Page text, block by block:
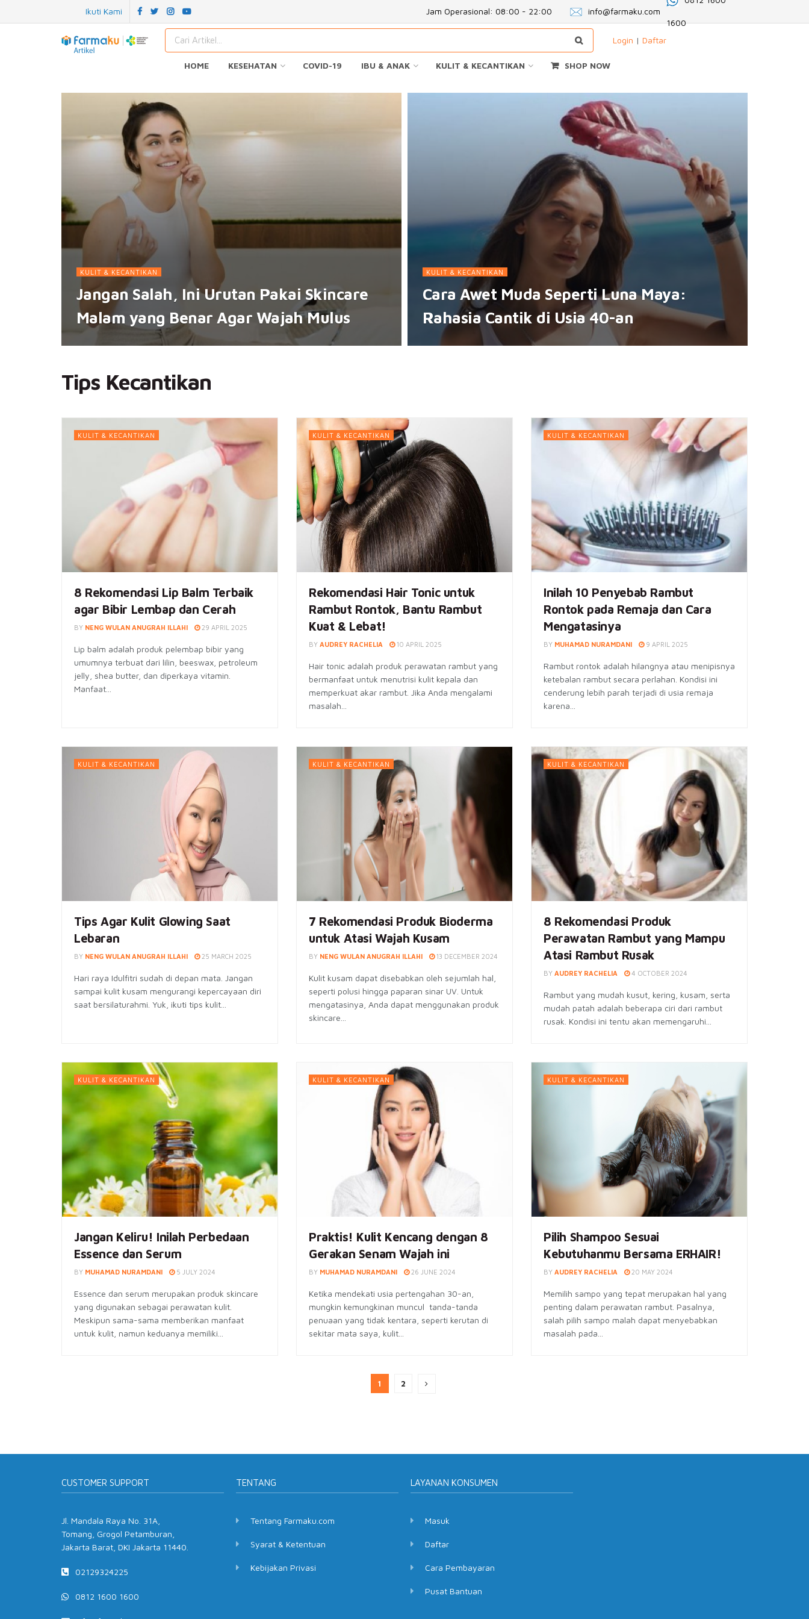
Ikuti Kami Jam Operasional: 08:00 - 22:00 info@farmaku.com
1600
Login | Daftar
HOME KESEHATAN COVID-19 IBU & ANAK KULIT & KECANTIKAN SHOP NOW
KULIT & KECANTIKAN
Jangan Salah, Ini Urutan Pakai Skincare
Malam yang Benar Agar Wajah Mulus
KULIT & KECANTIKAN
Cara Awet Muda Seperti Luna Maya:
Rahasia Cantik di Usia 40-an
Tips Kecantikan
KULIT & KECANTIKAN
8 Rekomendasi ‌Lip‌ ‌Balm‌ ‌Terbaik‌
agar Bibir Lembap dan Cerah
BY NENG WULAN ANUGRAH ILLAHI 29 APRIL 2025
Lip balm adalah produk pelembap bibir yang
umumnya terbuat dari lilin, beeswax, petroleum
jelly, shea butter, dan diperkaya vitamin.
Manfaat...
KULIT & KECANTIKAN
Rekomendasi Hair Tonic untuk
Rambut Rontok, Bantu Rambut
Kuat & Lebat!
BY AUDREY RACHELIA 10 APRIL 2025
Hair tonic adalah produk perawatan rambut yang
bermanfaat untuk menutrisi kulit kepala dan
memperkuat akar rambut. Jika Anda mengalami
masalah...
KULIT & KECANTIKAN
Inilah 10 Penyebab Rambut
Rontok pada Remaja dan Cara
Mengatasinya
BY MUHAMAD NURAMDANI 9 APRIL 2025
Rambut rontok adalah hilangnya atau menipisnya
ketebalan rambut secara perlahan. Kondisi ini
cenderung lebih parah terjadi di usia remaja
karena...
KULIT & KECANTIKAN
Tips Agar Kulit Glowing Saat
Lebaran
BY NENG WULAN ANUGRAH ILLAHI 25 MARCH 2025
Hari raya Idulfitri sudah di depan mata. Jangan
sampai kulit kusam mengurangi kepercayaan diri
saat bersilaturahmi. Yuk, ikuti tips kulit...
KULIT & KECANTIKAN
7 Rekomendasi Produk Bioderma
untuk Atasi Wajah Kusam
BY NENG WULAN ANUGRAH ILLAHI 13 DECEMBER 2024
Kulit kusam dapat disebabkan oleh sejumlah hal,
seperti polusi hingga paparan sinar UV. Untuk
mengatasinya, Anda dapat menggunakan produk
skincare...
KULIT & KECANTIKAN
8 Rekomendasi Produk
Perawatan Rambut yang Mampu
Atasi Rambut Rusak
BY AUDREY RACHELIA 4 OCTOBER 2024
Rambut yang mudah kusut, kering, kusam, serta
mudah patah adalah beberapa ciri dari rambut
rusak. Kondisi ini tentu akan memengaruhi...
KULIT & KECANTIKAN
Jangan Keliru! Inilah Perbedaan
Essence dan Serum
BY MUHAMAD NURAMDANI 5 JULY 2024
Essence dan serum merupakan produk skincare
yang digunakan sebagai perawatan kulit.
Meskipun sama-sama memberikan manfaat
untuk kulit, namun keduanya memiliki...
KULIT & KECANTIKAN
Praktis! Kulit Kencang dengan 8
Gerakan Senam Wajah ini
BY MUHAMAD NURAMDANI 26 JUNE 2024
Ketika mendekati usia pertengahan 30-an,
mungkin kemungkinan muncul tanda-tanda
penuaan yang tidak kentara, seperti kerutan di
sekitar mata saya, kulit...
KULIT & KECANTIKAN
Pilih Shampoo Sesuai
Kebutuhanmu Bersama ERHAIR!
BY AUDREY RACHELIA 20 MAY 2024
Memilih sampo yang tepat merupakan hal yang
penting dalam perawatan rambut. Pasalnya,
salah pilih sampo malah dapat menyebabkan
masalah pada...
1 2
CUSTOMER SUPPORT
Jl. Mandala Raya No. 31A,
Tomang, Grogol Petamburan,
Jakarta Barat, DKI Jakarta 11440.
02129324225
0812 1600 1600
TENTANG
Tentang Farmaku.com
Syarat & Ketentuan
Kebijakan Privasi
LAYANAN KONSUMEN
Masuk
Daftar
Cara Pembayaran
Pusat Bantuan